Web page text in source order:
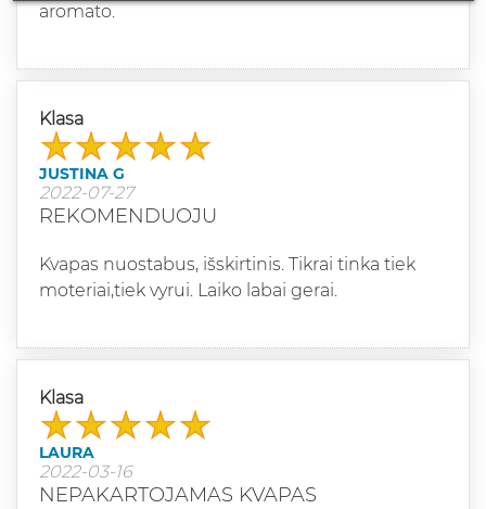
aromato.
Klasa
JUSTINA G
2022-07-27
REKOMENDUOJU
Kvapas nuostabus, išskirtinis. Tikrai tinka tiek
moteriai,tiek vyrui. Laiko labai gerai.
Klasa
LAURA
2022-03-16
NEPAKARTOJAMAS KVAPAS